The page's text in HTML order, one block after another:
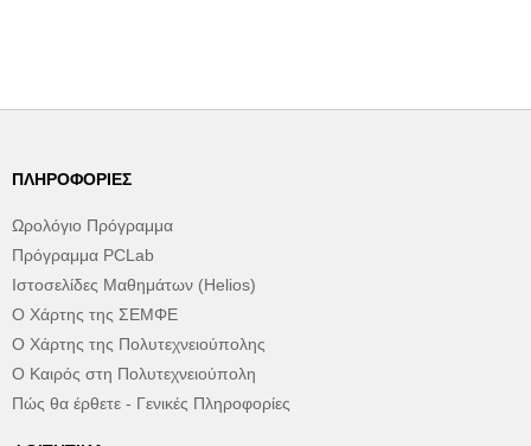
ΠΛΗΡΟΦΟΡΊΕΣ
Ωρολόγιο Πρόγραμμα
Πρόγραμμα PCLab
Ιστοσελίδες Μαθημάτων (Helios)
Ο Χάρτης της ΣΕΜΦΕ
Ο Χάρτης της Πολυτεχνειούπολης
Ο Καιρός στη Πολυτεχνειούπολη
Πώς θα έρθετε - Γενικές Πληροφορίες